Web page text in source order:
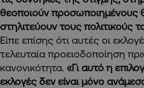
θεοποιούν προσωποιημένους
στηλιτεύουν τους πολιτικούς
Είπε επίσης ότι αυτές οι
τελευταία προειοδοποίηση
κανονικότητα. «Γι αυτό η
εκλογές δεν είναι μόνο